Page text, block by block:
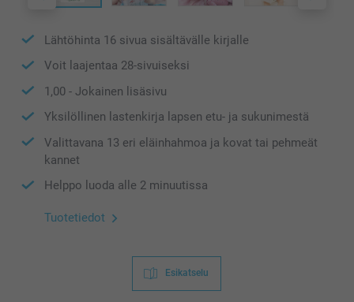
Lähtöhinta 16 sivua sisältävälle kirjalle
Voit laajentaa 28-sivuiseksi
1,00 - Jokainen lisäsivu
Yksilöllinen lastenkirja lapsen etu- ja sukunimestä
Valittavana 13 eri eläinhahmoa ja kovat tai pehmeät
kannet
Helppo luoda alle 2 minuutissa
Tuotetiedot
Esikatselu